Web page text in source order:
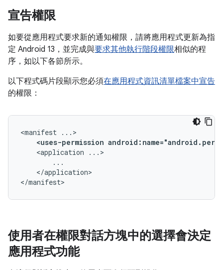
宣告權限
如要從應用程式要求新的通知權限，請將應用程式更新為指
定 Android 13，並完成與要求其他執行階段權限相似的程
序，如以下各節所示。
以下程式碼片段顯示您必須在應用程式資訊清單檔案中宣告
的權限：
<manifest
<uses-permission
<application
</application>
</manifest>
使用者在權限對話方塊中的選擇會決定
應用程式功能